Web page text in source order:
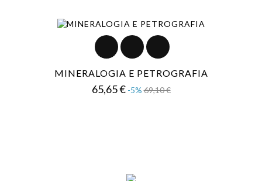
MINERALOGIA E PETROGRAFIA
65,65 € Prezzo
-5% 69,10 €Prezzo